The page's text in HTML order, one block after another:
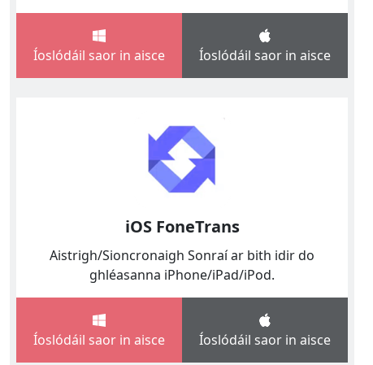
Íoslódáil saor in aisce Íoslódáil saor in aisce
iOS FoneTrans
Aistrigh/Sioncronaigh Sonraí ar bith idir do
ghléasanna iPhone/iPad/iPod.
Íoslódáil saor in aisce Íoslódáil saor in aisceEnglish